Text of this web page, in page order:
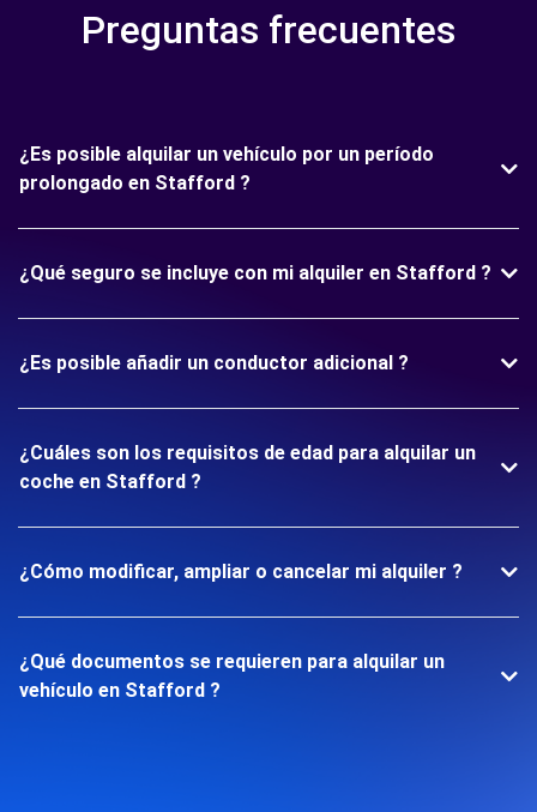
Preguntas frecuentes
¿Es posible alquilar un vehículo por un período
prolongado en Stafford ?
¿Qué seguro se incluye con mi alquiler en Stafford ?
¿Es posible añadir un conductor adicional ?
¿Cuáles son los requisitos de edad para alquilar un
coche en Stafford ?
¿Cómo modificar, ampliar o cancelar mi alquiler ?
¿Qué documentos se requieren para alquilar un
vehículo en Stafford ?